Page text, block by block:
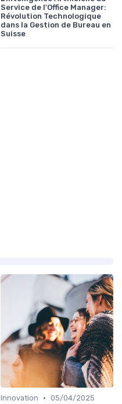
Service de l'Office Manager:
Révolution Technologique
dans la Gestion de Bureau en
Suisse
Innovation • 05/04/2025